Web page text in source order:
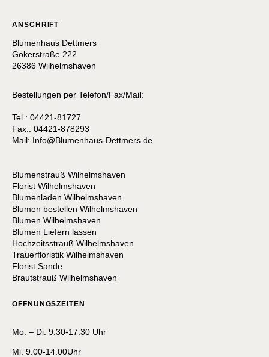
ANSCHRIFT
Blumenhaus Dettmers
Gökerstraße 222
26386 Wilhelmshaven
Bestellungen per Telefon/Fax/Mail:
Tel.: 04421-81727
Fax.: 04421-878293
Mail: Info@Blumenhaus-Dettmers.de
Blumenstrauß Wilhelmshaven
Florist Wilhelmshaven
Blumenladen Wilhelmshaven
Blumen bestellen Wilhelmshaven
Blumen Wilhelmshaven
Blumen Liefern lassen
Hochzeitsstrauß Wilhelmshaven
Trauerfloristik Wilhelmshaven
Florist Sande
Brautstrauß Wilhelmshaven
ÖFFNUNGSZEITEN
Mo. – Di. 9.30-17.30 Uhr
Mi. 9.00-14.00Uhr